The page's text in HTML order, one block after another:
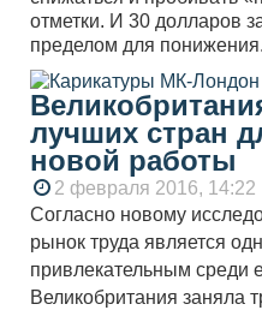
отметки. И 30 долларов
пределом для понижения.
лучших стран
новой работы
2 февраля 2016, 14:22
Согласно новому
рынок труда является
привлекательным среди
Великобритания заняла